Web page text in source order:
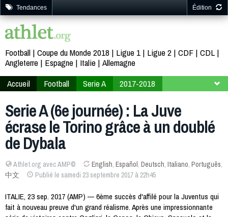
Tendances Édition
Football Coupe du Monde 2018 Ligue 1 Ligue 2 CDF CDL
Angleterre
Espagne Italie Allemagne
Accueil
Football Serie A
2017-2018
Serie A (6e journée) : La Juve
écrase le Torino grâce à un doublé
de Dybala
Athlet.org avec AMP© English, Español, Deutsch, Italiano, Português,
中文
Publié le samedi 23 septembre 2017 à 22h45
ITALIE, 23 sep. 2017 (AMP) — 6ème succès d'affilé pour la Juventus qui
fait à nouveau preuve d'un grand réalisme. Après une impressionnante